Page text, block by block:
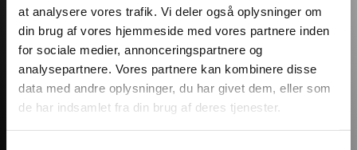
at analysere vores trafik. Vi deler også oplysninger om
din brug af vores hjemmeside med vores partnere inden
for sociale medier, annonceringspartnere og
analysepartnere. Vores partnere kan kombinere disse
data med andre oplysninger, du har givet dem, eller som
de har indsamlet fra din brug af deres tjenester.
Fremgangsmåde
Hæld Pure Chokolade, vaniljelikør og
kakaomælk i en shaker med is. Derefter
shakes shottet og hældes i dine foretrukne